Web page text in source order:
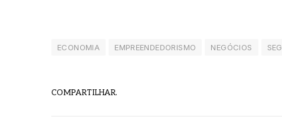
ECONOMIA EMPREENDEDORISMO NEGÓCIOS
COMPARTILHAR.